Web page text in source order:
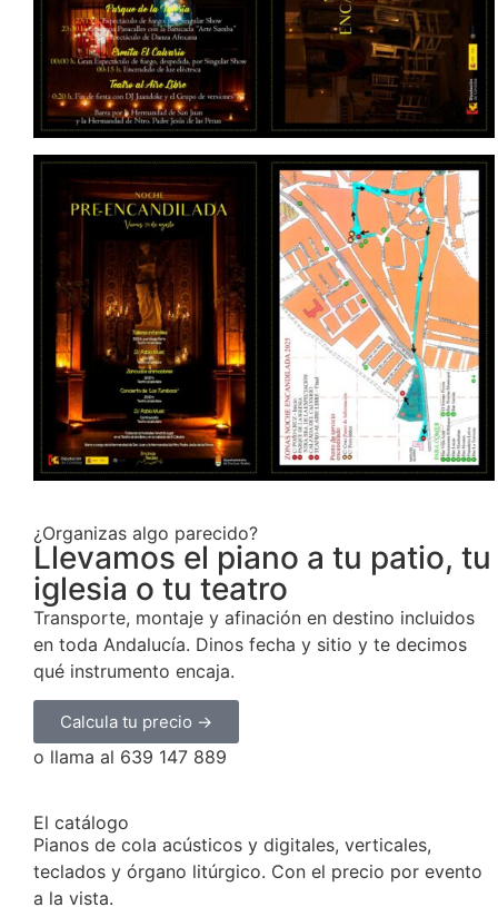
¿Organizas algo parecido?
Llevamos el piano a tu patio, tu
iglesia o tu teatro
Transporte, montaje y afinación en destino incluidos
en toda Andalucía. Dinos fecha y sitio y te decimos
qué instrumento encaja.
Calcula tu precio →
o llama al 639 147 889
El catálogo
Pianos de cola acústicos y digitales, verticales,
teclados y órgano litúrgico. Con el precio por evento
a la vista.